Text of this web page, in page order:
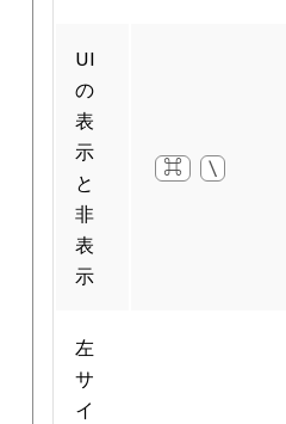
UI
の
表
示
と
非
表
示
⌘ \
左
サ
イ